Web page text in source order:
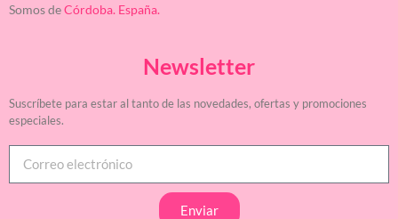
Somos deCórdoba. España.
Newsletter
Suscríbete para estar al tanto de las novedades, ofertas y promociones
especiales.
Enviar